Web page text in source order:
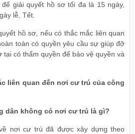
giải quyết hồ sơ tối đa là 15 ngày,
lễ, Tết.
hồ sơ, nếu có thắc mắc liên quan
toàn có quyền yêu cầu sự giúp đỡ
có thẩm quyền để bảo vệ quyền và
liên quan đến nơi cư trú của công
dân không có nơi cư trú là gì?
nơi cư trú đã được xây dựng theo